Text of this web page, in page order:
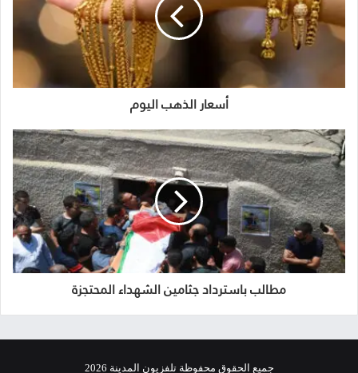
أسعار الذهب اليوم
مطالب باسترداد جثامين الشهداء المحتجزة
جميع الحقوق محفوظة تلفزيون المدينة 2026